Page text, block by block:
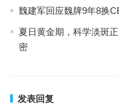
魏建军回应魏牌9年8换
夏日黄金期，科学淡斑
密
发表回复